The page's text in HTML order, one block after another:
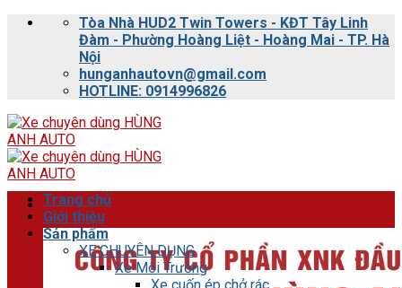
Skip
Tòa Nhà HUD2 Twin Towers - KĐT Tây Linh
Đàm - Phường Hoàng Liệt - Hoàng Mai - TP. Hà
Nội
hunganhautovn@gmail.com
HOTLINE: 0914996826
Trang chủ
Giới thiệu
Sản phẩm
XE CHUYÊN DỤNG
Xe Môi Trường